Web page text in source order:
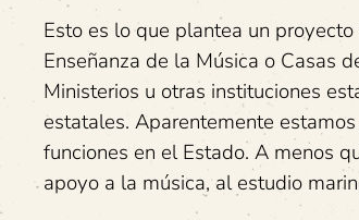
Esto es lo que plantea un
Enseñanza de la Música o Casas
Ministerios u otras instituciones
estatales. Aparentemente
funciones en el Estado. A menos
apoyo a la música, al estudio